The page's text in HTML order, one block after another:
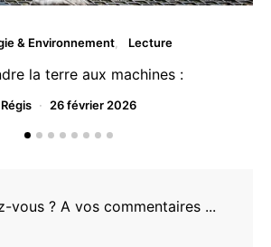
& Environnement Lecture
la terre aux machines :
Régis 26 février 2026
vous ? A vos commentaires ...